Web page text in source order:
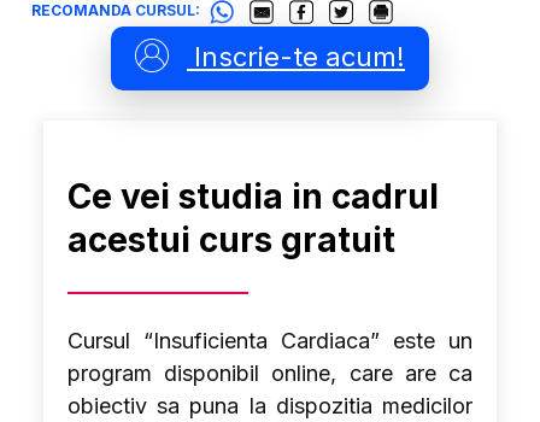
RECOMANDA CURSUL:
Inscrie-te acum!
Ce vei studia in cadrul
acestui curs gratuit
Cursul “Insuficienta Cardiaca” este un
program disponibil online, care are ca
obiectiv sa puna la dispozitia medicilor